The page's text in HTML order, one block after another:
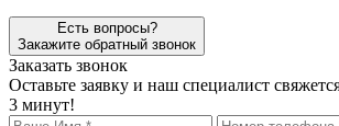
Есть вопросы?
Закажите обратный звонок
Заказать звонок
Оставьте заявку и наш специалист
3 минут!